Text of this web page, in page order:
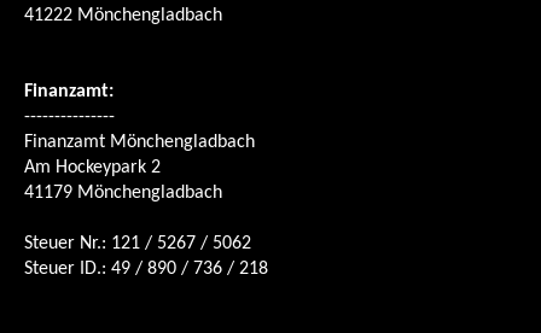
41222 Mönchengladbach
Finanzamt:
---------------
Finanzamt Mönchengladbach
Am Hockeypark 2
41179 Mönchengladbach
Steuer Nr.: 121 / 5267 / 5062
Steuer ID.: 49 / 890 / 736 / 218